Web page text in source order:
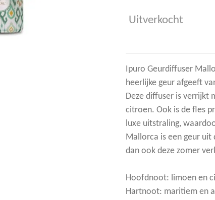
Uitverkocht
Ipuro Geurdiffuser
heerlijke geur afgeeft
Deze diffuser is verrijkt
citroen. Ook is de fles
luxe uitstraling,
Mallorca is een geur uit
dan ook deze zomer
Hoofdnoot: limoen en
Hartnoot: maritiem en